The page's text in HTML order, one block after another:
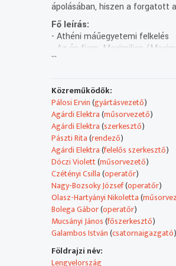
ápolásában, hiszen a forgatott
Fő leírás:
- Athéni máűegyetemi felkelés
- Az én fiam, Maximilian
A műsorszolgáltatói
Műsorszolgáltatói ismertető:
Mai adásunkban olyan bátor
akik minden pillanatban készek
a bajbajutottakért. Lássuk a
- 1944 december 3 és 1973
Mind két esetben a cél a
kulturális műsorral tiszteleg az
művész is fellépett.
- GreekPeace néven nyílt
25. alkalommal rendezték meg
Színházban. A lengyel dráma
Maksymilian Kolbe atya áll. A
1914 október elsején tett
...
Közreműködők:
Pálosi Ervin(gyártásvezető)
Agárdi Elektra(műsorvezető)
Agárdi Elektra(szerkesztő)
Pászti Rita(rendező)
Agárdi Elektra(felelős szerkesztő)
Dóczi Violett(műsorvezető)
Czétényi Csilla(operatőr)
Nagy-Bozsoky József(operatőr)
Olasz-Hartyányi Nikoletta(
Bolega Gábor(operatőr)
Mucsányi János(főszerkesztő)
Galambos István(csatornaigazgató)
Földrajzi név:
Lengyelország